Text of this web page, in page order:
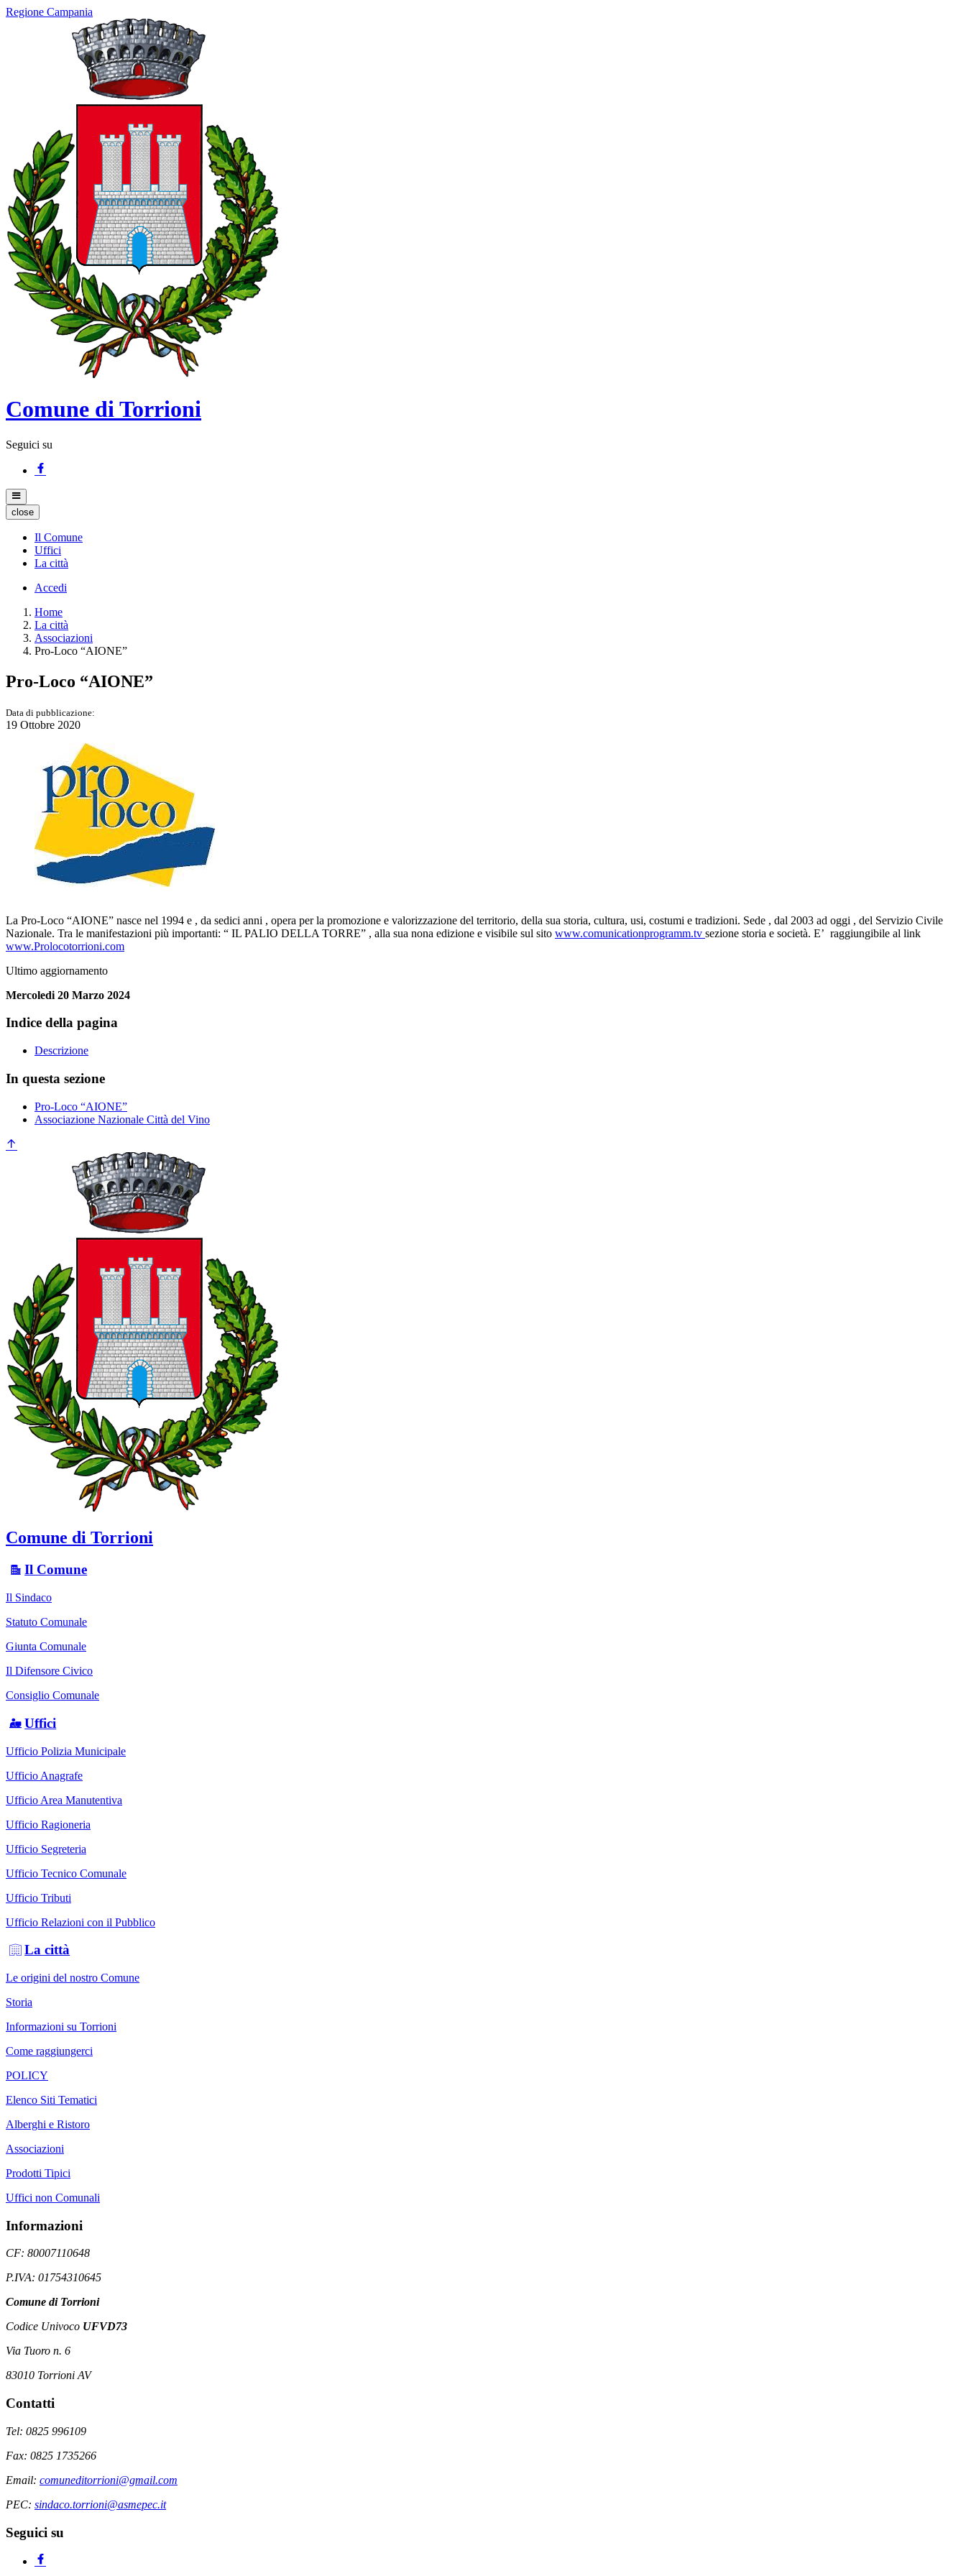
Regione Campania
Comune di Torrioni
Seguici su
close
Il Comune
Uffici
La città
Accedi
Home
La città
Associazioni
Pro-Loco “AIONE”
Pro-Loco “AIONE”
Data di pubblicazione:
19 Ottobre 2020
La Pro-Loco “AIONE” nasce nel 1994 e , da sedici anni , opera per la promozione e valorizzazione del territorio, della sua storia, cultura, usi, costumi e tradizioni. Sede , dal 2003 ad oggi , del Servizio Civile
Nazionale. Tra le manifestazioni più importanti: “ IL PALIO DELLA TORRE” , alla sua nona edizione e visibile sul sito www.comunicationprogramm.tv sezione storia e società. E’ raggiungibile al link
www.Prolocotorrioni.com
Ultimo aggiornamento
Mercoledi 20 Marzo 2024
Indice della pagina
Descrizione
In questa sezione
Pro-Loco “AIONE”
Associazione Nazionale Città del Vino
Comune di Torrioni
Il Comune
Il Sindaco
Statuto Comunale
Giunta Comunale
Il Difensore Civico
Consiglio Comunale
Uffici
Ufficio Polizia Municipale
Ufficio Anagrafe
Ufficio Area Manutentiva
Ufficio Ragioneria
Ufficio Segreteria
Ufficio Tecnico Comunale
Ufficio Tributi
Ufficio Relazioni con il Pubblico
La città
Le origini del nostro Comune
Storia
Informazioni su Torrioni
Come raggiungerci
POLICY
Elenco Siti Tematici
Alberghi e Ristoro
Associazioni
Prodotti Tipici
Uffici non Comunali
Informazioni
CF: 80007110648
P.IVA: 01754310645
Comune di Torrioni
Codice Univoco UFVD73
Via Tuoro n. 6
83010 Torrioni AV
Contatti
Tel: 0825 996109
Fax: 0825 1735266
Email: comuneditorrioni@gmail.com
PEC: sindaco.torrioni@asmepec.it
Seguici su